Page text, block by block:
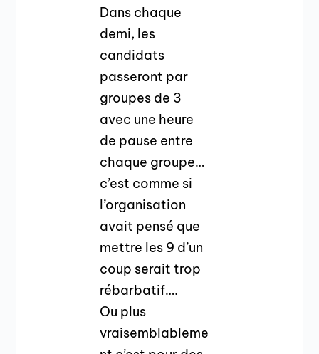
Dans chaque
demi, les
candidats
passeront par
groupes de 3
avec une heure
de pause entre
chaque groupe…
c’est comme si
l’organisation
avait pensé que
mettre les 9 d’un
coup serait trop
rébarbatif….
Ou plus
vraisemblableme